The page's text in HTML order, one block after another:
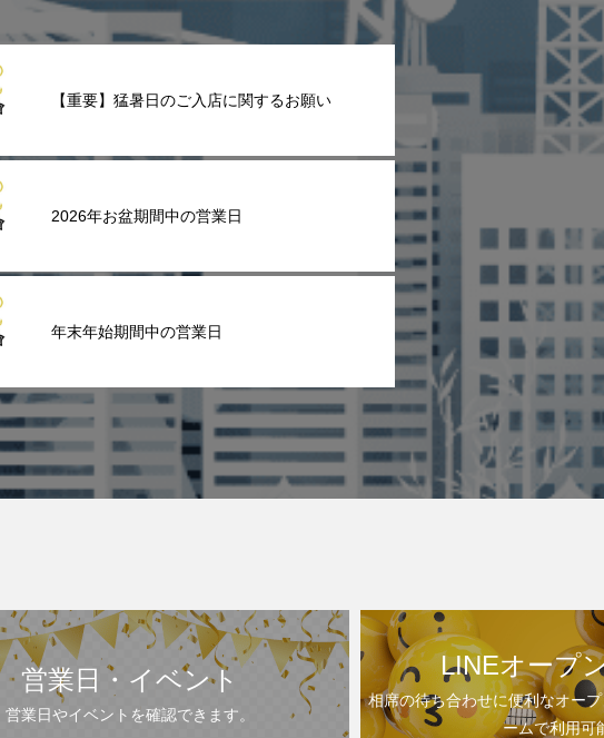
【重要】猛暑日のご入店に関するお願い
2026年お盆期間中の営業日
年末年始期間中の営業日
営業日・イベント
営業日やイベントを確認できます。
LINEオープ
相席の待ち合わせに便利なオー
ームで利用可